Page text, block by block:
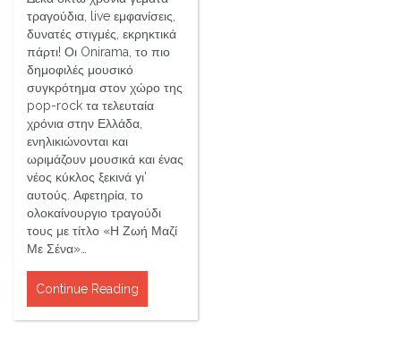
τραγούδια, live εμφανίσεις,
δυνατές στιγμές, εκρηκτικά
πάρτι! Οι Onirama, το πιο
δημοφιλές μουσικό
συγκρότημα στον χώρο της
pop-rock τα τελευταία
χρόνια στην Ελλάδα,
ενηλικιώνονται και
ωριμάζουν μουσικά και ένας
νέος κύκλος ξεκινά γι’
αυτούς. Αφετηρία, το
ολοκαίνουργιο τραγούδι
τους με τίτλο «Η Ζωή Μαζί
Με Σένα»…
Continue Reading